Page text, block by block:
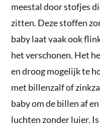
meestal door stofjes
zitten. Deze stoffen
baby laat vaak ook
het verschonen. Het
en droog mogelijk te
met billenzalf of
baby om de billen af
luchten zonder luier.